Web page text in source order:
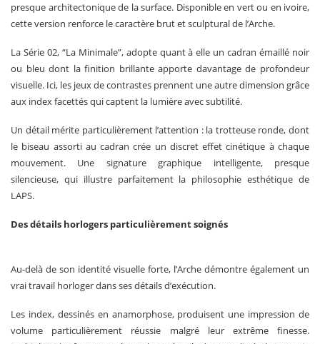
presque architectonique de la surface. Disponible en vert ou en ivoire,
cette version renforce le caractère brut et sculptural de l’Arche.
La Série 02, “La Minimale”, adopte quant à elle un cadran émaillé noir
ou bleu dont la finition brillante apporte davantage de profondeur
visuelle. Ici, les jeux de contrastes prennent une autre dimension grâce
aux index facettés qui captent la lumière avec subtilité.
Un détail mérite particulièrement l’attention : la trotteuse ronde, dont
le biseau assorti au cadran crée un discret effet cinétique à chaque
mouvement. Une signature graphique intelligente, presque
silencieuse, qui illustre parfaitement la philosophie esthétique de
LAPS.
Des détails horlogers particulièrement soignés
Au-delà de son identité visuelle forte, l’Arche démontre également un
vrai travail horloger dans ses détails d’exécution.
Les index, dessinés en anamorphose, produisent une impression de
volume particulièrement réussie malgré leur extrême finesse.